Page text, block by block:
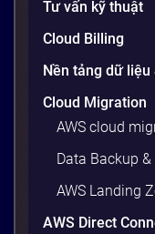
20 phút
Tư vấn kỹ thuật
Cloud Billing
Nền tảng dữ liệu
Cloud Migration
AWS cloud
Data Backup
AWS Landing
AWS Direct